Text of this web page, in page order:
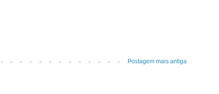
Postagem mais antiga